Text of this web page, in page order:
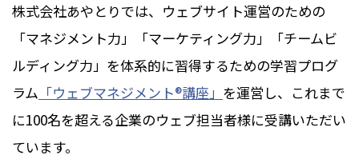
株式会社あやとりでは、ウェブサイト運営のための
「マネジメント力」「マーケティング力」「チームビ
ルディング力」を体系的に習得するための学習プログ
ラム 「ウェブマネジメント®講座」 を運営し、これまで
に100名を超える企業のウェブ担当者様に受講いただい
ています。